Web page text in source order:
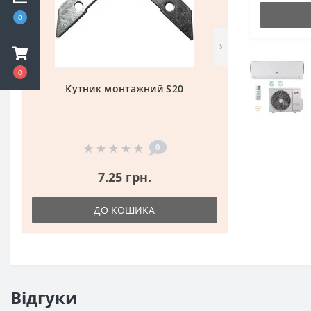
0
0
Кутник монтажний S20
0
7.25 грн.
ДО КОШИКА
Відгуки